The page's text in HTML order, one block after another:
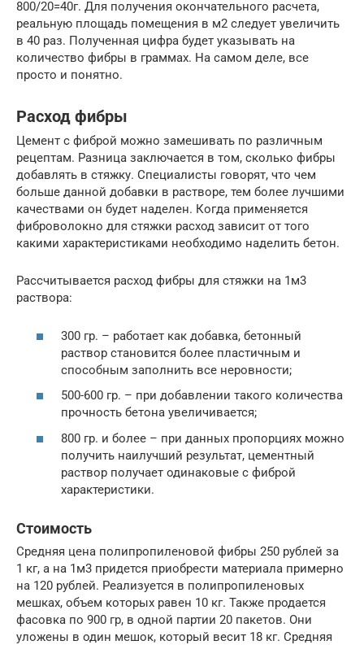
800/20=40г. Для получения окончательного расчета,
реальную площадь помещения в м2 следует увеличить
в 40 раз. Полученная цифра будет указывать на
количество фибры в граммах. На самом деле, все
просто и понятно.
Расход фибры
Цемент с фиброй можно замешивать по различным
рецептам. Разница заключается в том, сколько фибры
добавлять в стяжку. Специалисты говорят, что чем
больше данной добавки в растворе, тем более лучшими
качествами он будет наделен. Когда применяется
фиброволокно для стяжки расход зависит от того
какими характеристиками необходимо наделить бетон.
Рассчитывается расход фибры для стяжки на 1м3
раствора:
300 гр. – работает как добавка, бетонный
раствор становится более пластичным и
способным заполнить все неровности;
500-600 гр. – при добавлении такого количества
прочность бетона увеличивается;
800 гр. и более – при данных пропорциях можно
получить наилучший результат, цементный
раствор получает одинаковые с фиброй
характеристики.
Стоимость
Средняя цена полипропиленовой фибры 250 рублей за
1 кг, а на 1м3 придется приобрести материала примерно
на 120 рублей. Реализуется в полипропиленовых
мешках, объем которых равен 10 кг. Также продается
фасовка по 900 гр, в одной партии 20 пакетов. Они
уложены в один мешок, который весит 18 кг. Средняя